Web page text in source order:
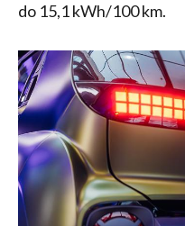
do 15,1 kWh/100 km.